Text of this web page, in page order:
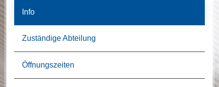
Info
Zuständige Abteilung
Öffnungszeiten